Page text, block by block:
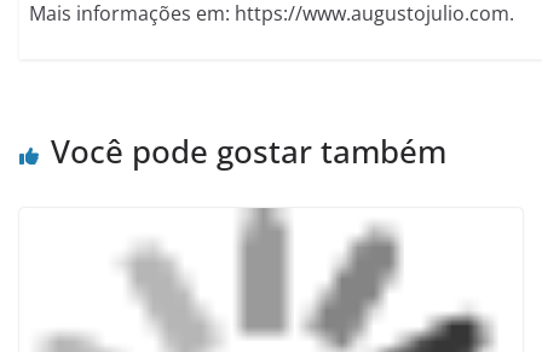
Mais informações em: https://www.augustojulio.com.
Você pode gostar também